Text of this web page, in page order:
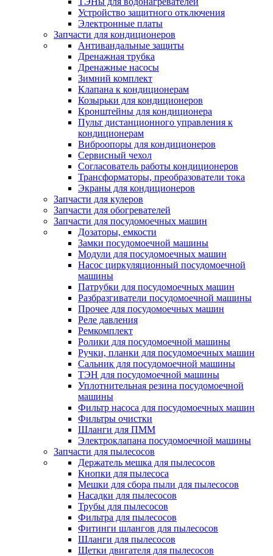
Устройство защитного отключения
Электронные платы
Запчасти для кондиционеров
Антивандальные защиты
Дренажная трубка
Дренажные насосы
Зимний комплект
Клапана к кондиционерам
Козырьки для кондиционеров
Кронштейны для кондиционера
Пульт дистанционного управления к
кондиционерам
Виброопоры для кондиционеров
Сервисный чехол
Согласователь работы кондиционеров
Трансформаторы, преобразователи тока
Экраны для кондиционеров
Запчасти для кулеров
Запчасти для обогревателей
Запчасти для посудомоечных машин
Дозаторы, емкости
Замки посудомоечной машины
Модули для посудомоечных машин
Насос циркуляционный посудомоечной
машины
Патрубки для посудомоечных машин
Разбразгиватели посудомоечной машины
Прочее для посудомоечных машин
Реле давления
Ремкомплект
Ролики для посудомоечной машины
Ручки, планки для посудомоечных машин
Сальник для посудомоечной машины
ТЭН для посудомоечной машины
Уплотнительная резина посудомоечной
машины
Фильтр насоса для посудомоечных машин
Фильтры очистки
Шланги для ПММ
Электроклапана посудомоечной машины
Запчасти для пылесосов
Держатель мешка для пылесосов
Кнопки для пылесоса
Мешки для сбора пыли для пылесосов
Насадки для пылесосов
Трубы для пылесосов
Фильтра для пылесосов
Фитинги шлангов для пылесосов
Шланги для пылесосов
Щетки двигателя для пылесосов